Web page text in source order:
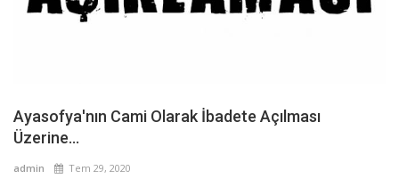
Ayasofya'nın Cami Olarak İbadete Açılması
Üzerine...
admin Tem 29, 2020